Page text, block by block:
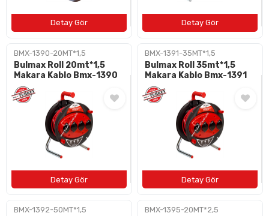
BMX-1390-20MT*1,5
Bulmax Roll 20mt*1,5
Makara Kablo Bmx-1390
BMX-1391-35MT*1,5
Bulmax Roll 35mt*1,5
Makara Kablo Bmx-1391
BMX-1392-50MT*1,5 BMX-1395-20MT*2,5